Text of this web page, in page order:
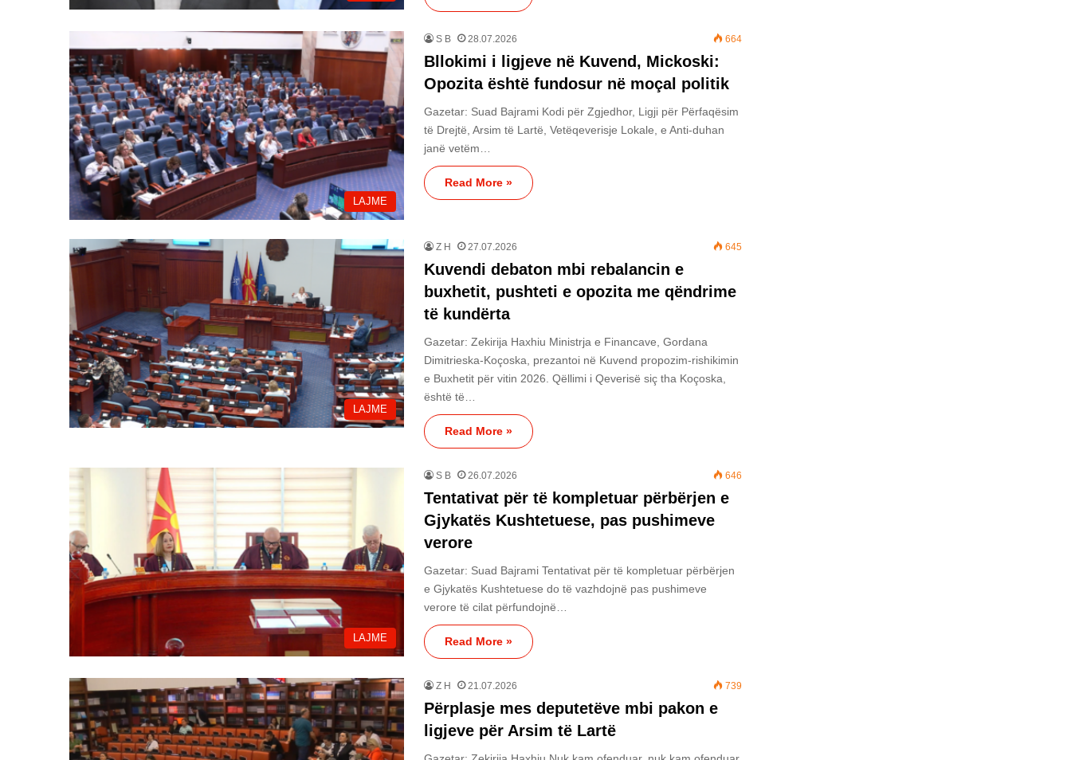
LAJME
S B 28.07.2026 664
Bllokimi i ligjeve në Kuvend, Mickoski:
Opozita është fundosur në moçal politik
Gazetar: Suad Bajrami Kodi për Zgjedhor, Ligji për Përfaqësim
të Drejtë, Arsim të Lartë, Vetëqeverisje Lokale, e Anti-duhan
janë vetëm…
Read More »
LAJME
Z H 27.07.2026 645
Kuvendi debaton mbi rebalancin e
buxhetit, pushteti e opozita me qëndrime
të kundërta
Gazetar: Zekirija Haxhiu Ministrja e Financave, Gordana
Dimitrieska-Koçoska, prezantoi në Kuvend propozim-rishikimin
e Buxhetit për vitin 2026. Qëllimi i Qeverisë siç tha Koçoska,
është të…
Read More »
LAJME
S B 26.07.2026 646
Tentativat për të kompletuar përbërjen e
Gjykatës Kushtetuese, pas pushimeve
verore
Gazetar: Suad Bajrami Tentativat për të kompletuar përbërjen
e Gjykatës Kushtetuese do të vazhdojnë pas pushimeve
verore të cilat përfundojnë…
Read More »
Z H 21.07.2026 739
Përplasje mes deputetëve mbi pakon e
ligjeve për Arsim të Lartë